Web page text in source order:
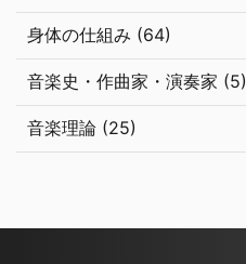
身体の仕組み (64)
音楽史・作曲家・演奏家 (5)
音楽理論 (25)